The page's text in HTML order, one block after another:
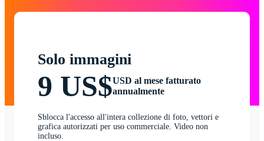
Solo immagini
9 US$USD al mese fatturato
annualmente
Sblocca l'accesso all'intera collezione di foto, vettori e
grafica autorizzati per uso commerciale. Video non
incluso.